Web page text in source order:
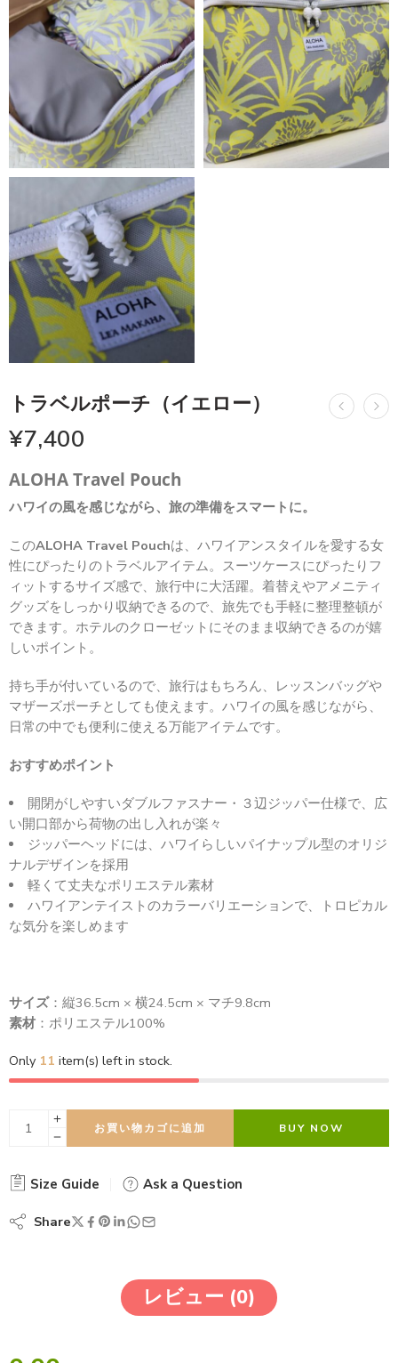
トラベルポーチ（イエロー）
¥7,400
ALOHA Travel Pouch
ハワイの風を感じながら、旅の準備をスマートに。
このALOHA Travel Pouchは、ハワイアンスタイルを愛する女
性にぴったりのトラベルアイテム。スーツケースにぴったりフ
ィットするサイズ感で、旅行中に大活躍。着替えやアメニティ
グッズをしっかり収納できるので、旅先でも手軽に整理整頓が
できます。ホテルのクローゼットにそのまま収納できるのが嬉
しいポイント。
持ち手が付いているので、旅行はもちろん、レッスンバッグや
マザーズポーチとしても使えます。ハワイの風を感じながら、
日常の中でも便利に使える万能アイテムです。
おすすめポイント
開閉がしやすいダブルファスナー・３辺ジッパー仕様で、広
い開口部から荷物の出し入れが楽々
ジッパーヘッドには、ハワイらしいパイナップル型のオリジ
ナルデザインを採用
軽くて丈夫なポリエステル素材
ハワイアンテイストのカラーバリエーションで、トロピカル
な気分を楽しめます
サイズ：縦36.5cm × 横24.5cm × マチ9.8cm
素材 ：ポリエステル100%
Only 11 item(s) left in stock.
お買い物カゴに追加 BUY NOW
Size Guide Ask a Question
Share
レビュー (0)